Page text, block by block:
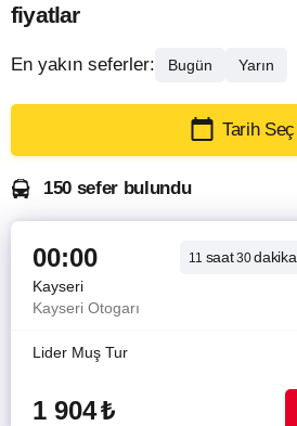
fiyatlar
En yakın seferler: Bugün Yarın
Tarih Seç
150 sefer bulundu
00:00 11 saat30dakika
Kayseri
Kayseri Otogarı
Lider Muş Tur
1 904₺